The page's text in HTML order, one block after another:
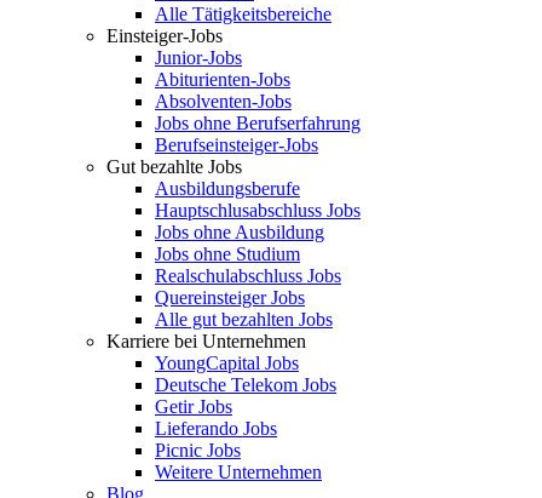
Alle Tätigkeitsbereiche
Einsteiger-Jobs
Junior-Jobs
Abiturienten-Jobs
Absolventen-Jobs
Jobs ohne Berufserfahrung
Berufseinsteiger-Jobs
Gut bezahlte Jobs
Ausbildungsberufe
Hauptschlusabschluss Jobs
Jobs ohne Ausbildung
Jobs ohne Studium
Realschulabschluss Jobs
Quereinsteiger Jobs
Alle gut bezahlten Jobs
Karriere bei Unternehmen
YoungCapital Jobs
Deutsche Telekom Jobs
Getir Jobs
Lieferando Jobs
Picnic Jobs
Weitere Unternehmen
Blog